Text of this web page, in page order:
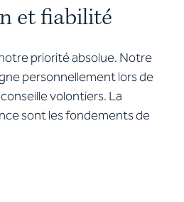
et fiabilité
priorité absolue. Notre
personnellement lors de
volontiers. La
sont les fondements de